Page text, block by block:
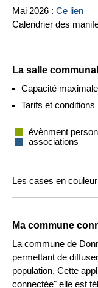
Mai 2026 : Ce lien
Calendrier des
La salle
Capacité
Tarifs et conditions
évènment
associations
Les cases en
Ma commune
La commune de
permettant de
population, Cette
connectée" elle est